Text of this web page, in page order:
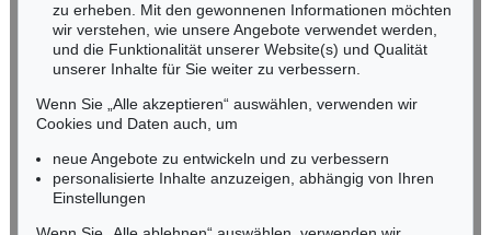
NORDDEUTSCHLAND
Nico Kassel, M.A.
Mobil: +49 (0)171 8618661
n.kassel@kettererkunst.de
Keine Auktion mehr verpassen!
zu erheben. Mit den gewonnenen Informationen möchten
wir verstehen, wie unsere Angebote verwendet werden,
und die Funktionalität unserer Website(s) und Qualität
unserer Inhalte für Sie weiter zu verbessern.
Wenn Sie „Alle akzeptieren“ auswählen, verwenden wir
Cookies und Daten auch, um
neue Angebote zu entwickeln und zu verbessern
personalisierte Inhalte anzuzeigen, abhängig von Ihren
Einstellungen